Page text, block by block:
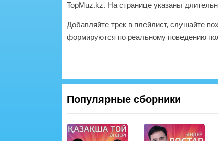
TopMuz.kz. На странице указаны
Добавляйте трек в плейлист, слушайте
формируются по реальному поведению
Популярные сборники